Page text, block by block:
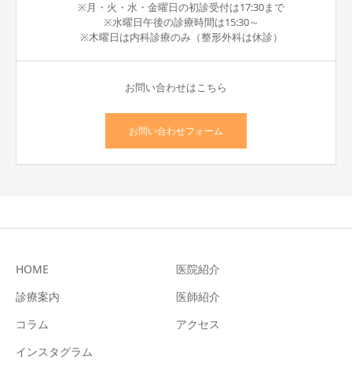
※月・火・水・金曜日の初診受付は17:30まで
※水曜日午後の診療時間は15:30～
※木曜日は内科診療のみ（整形外科は休診）
お問い合わせはこちら
お問い合わせフォーム
HOME
医院紹介
診療案内
医師紹介
コラム
アクセス
インスタグラム